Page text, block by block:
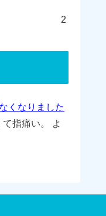
2
くなりました
指痛い。
よ